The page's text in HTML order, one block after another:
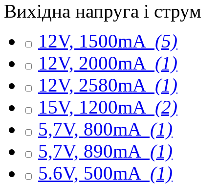
Вихідна напруга і струм
12V, 1500mA (5)
12V, 2000mA (1)
12V, 2580mA (1)
15V, 1200mA (2)
5,7V, 800mA (1)
5,7V, 890mA (1)
5.6V, 500mA (1)